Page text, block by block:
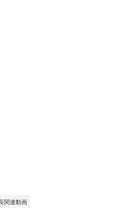
関連動画